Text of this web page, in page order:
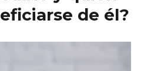
de él?